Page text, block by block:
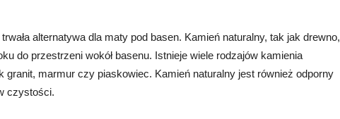
alternatywa dla maty pod basen. Kamień naturalny, tak jak drewno,
do przestrzeni wokół basenu. Istnieje wiele rodzajów kamienia
granit, marmur czy piaskowiec. Kamień naturalny jest również odporny
czystości.